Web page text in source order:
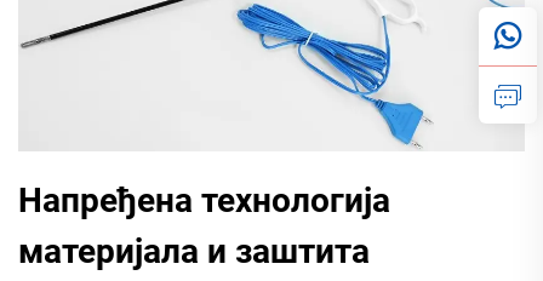
Напређена технологија
материјала и заштита